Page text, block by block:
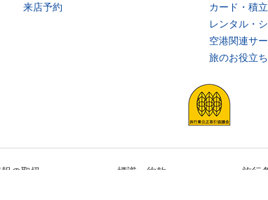
来店予約
カード・積立
レンタル・
空港関連サ
旅のお役立
の取扱 標識・約款 旅行